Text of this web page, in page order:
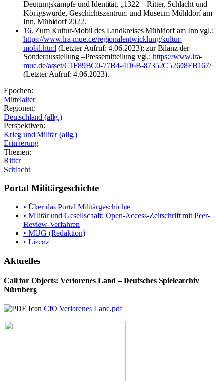
Deutungskämpfe und Identität, „1322 – Ritter, Schlacht und
Königswürde, Geschichtszentrum und Museum Mühldorf am
Inn, Mühldorf 2022.
16. Zum Kultur-Mobil des Landkreises Mühldorf am Inn vgl.:
https://www.lra-mue.de/regionalentwicklung/kultur-
mobil.html (Letzter Aufruf: 4.06.2023); zur Bilanz der
Sonderausstellung –Pressemitteilung vgl.: https://www.lra-
mue.de/asset/C1F89BC0-77B4-4D6B-87352C52608FB167/
(Letzter Aufruf: 4.06.2023).
Epochen:
Mittelalter
Regionen:
Deutschland (allg.)
Perspektiven:
Krieg und Militär (allg.)
Erinnerung
Themen:
Ritter
Schlacht
Portal Militärgeschichte
• Über das Portal Militärgeschichte
• Militär und Gesellschaft: Open-Access-Zeitschrift mit Peer-
Review-Verfahren
• MUG (Redaktion)
• Lizenz
Aktuelles
Call for Objects: Verlorenes Land – Deutsches Spielearchiv
Nürnberg
CfO Verlorenes Land.pdf